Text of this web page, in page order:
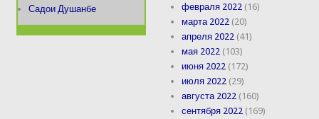
Садои Душанбе
февраля 2022 (16)
марта 2022 (20)
апреля 2022 (41)
мая 2022 (103)
июня 2022 (172)
июля 2022 (29)
августа 2022 (160)
сентября 2022 (169)